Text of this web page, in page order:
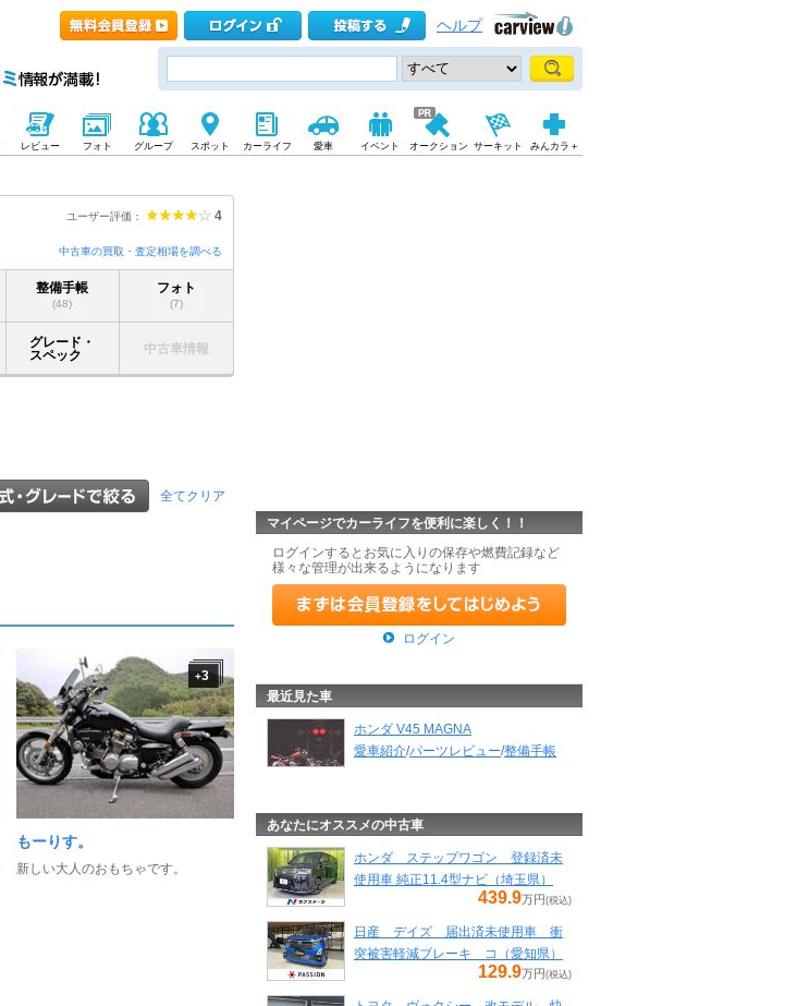
ヘルプ
レビュー フォト グループ スポット カーライフ 愛車 イベント オークション サーキット みんカラ＋
ユーザー評価： 4
中古車の買取・査定相場を調べる
整備手帳
(48)
フォト
(7)
グレード・
スペック
中古車情報
全てクリア
+3
もーりす。
新しい大人のおもちゃです。
マイページでカーライフを便利に楽しく！！
ログインするとお気に入りの保存や燃費記録など
様々な管理が出来るようになります
ログイン
最近見た車
ホンダ V45 MAGNA
愛車紹介/パーツレビュー/整備手帳
あなたにオススメの中古車
ホンダ ステップワゴン 登録済未
使用車 純正11.4型ナビ（埼玉県）
439.9万円 (税込)
日産 デイズ 届出済未使用車 衝
突被害軽減ブレーキ コ（愛知県）
129.9万円 (税込)